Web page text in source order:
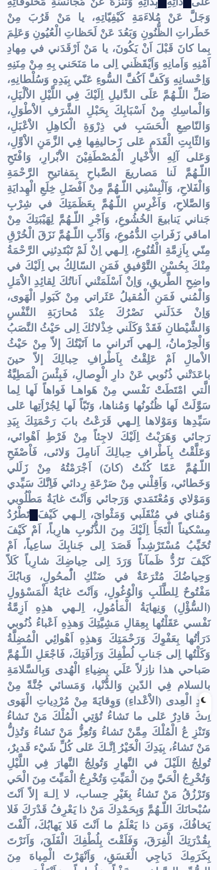
وَجَلَّ عَنْ مُلاءَمَةِ كَيْفِيّاتِهِ، يا مَنْ قَرُبَ مِنْ
خَطَراتِ الظُّنُونِ وَبَعُدَ عَنْ لَحَظاتِ الْعُيُونِ وَعَلِمَ
بِما كانَ قَبْلَ اَنْ يَكُونَ، يا مَنْ اَرْقَدَني في مِهادِ
اَمْنِهِ وَاَمانِهِ وَاَيْقَظَني اِلى ما مَنَحَني بِهِ مِنْ مِنَنِهِ
وَاِحْسانِهِ وَكَفَّ اَكُفَّ السُّوءِ عَنّي بِيَدِهِ وَسُلْطانِهِ،
صَلِّ اللّـهُمَّ عَلَى الدَّليلِ اِلَيْكَ فِي اللَّيْلِ الاَْلْيَلِ،
وَالْماسِكِ مِنْ اَسْبَابِكَ بِحَبْلِ الشَّرَفِ الاَْطْوَلِ،
وَالنّاصِعِ الْحَسَبِ في ذِرْوَةِ الْكاهِلِ الاَْعْبَلِ،
وَالثّابِتِ الْقَدَمِ عَلى زَحاليفِها فِي الزَّمَنِ الاَْوَّلِ،
وَعَلى آلِهِ الاَْخْيارِ الْمُصْطَفِيْنَ الاَْبْرارِ، وَافْتَحِ
اللّـهُمَّ لَنا مَصاريعَ الصَّباحِ بِمَفاتيحِ الرَّحْمَةِ
وَالْفَلاحِ، وَاَلْبِسْنِي اللّـهُمَّ مِنْ اَفْضَلِ خِلَعِ الْهِدايَةِ
وَالصَّلاحِ، وَاَغْرِسِ اللّـهُمَّ بِعَظَمَتِكَ في شِرْبِ
جَناني يَنابيعَ الخُشُوعِ، وَاَجْرِ اللّـهُمَّ لِهَيْبَتِكَ مِنْ
اماقي زَفَراتِ الدُّمُوعِ، وَاَدِّبِ اللّـهُمَّ نَزَقَ الْخُرْقِ
مِنّي بِاَزِمَّةِ الْقُنُوعِ، اِلـهي اِنْ لَمْ تَبْتَدِئنِي الرَّحْمَةُ
مِنْكَ بِحُسْنِ التَّوْفيقِ فَمَنِ السّالِكُ بي اِلَيْكَ في
واضِحِ الطَّريقِ، وَاِنْ اَسْلَمَتْني اَناتُكَ لِقائِدِ الاَْمَلِ
وَالْمُني فَمَنِ الْمُقيلُ عَثَراتي مِنْ كَبَواـِ الْهَوى،
وَاِنْ خَذَلَني نَصْرُكَ عِنْدَ مُحارَبَةِ النَّفْسِ
وَالشَّيْطانِ فَقَدْ وَكَلَني خِذْلانُكَ اِلى حَيْثُ النَّصَبُ
وَالْحِرْمانُ، اِلـهي اَتَراني ما اَتَيْتُكَ إلاّ مِنْ حَيْثُ
الاْمالِ اَمْ عَلِقْتُ بِاَطْرافِ حِبالِكَ إلاّ حينَ
باعَدَتْني ذُنُوبي عَنْ دارِ الْوِصالِ، فَبِئْسَ الْمَطِيَّةُ
الَّتي امْتَطَتْ نَفْسي مِنْ هَواهـا فَواهاً لَها لِما
سَوَّلَتْ لَها ظُنُونُها وَمُناها، وَتَبّاً لَها لِجُرْاَتِها عَلى
سَيِّدِها وَمَوْلاها اِلـهي قَرَعْتُ بابَ رَحْمَتِكَ بِيَدِ
رَجائي وَهَرَبْتُ اِلَيْكَ لاجِئاً مِنْ فَرْطِ اَهْوائي،
وَعَلَّقْتُ بِاَطْرافِ حِبالِكَ اَنامِلَ وَلائى، فَاْصْفَحِ
اللّـهُمَّ عَمّا كُنْتُ (كانَ) اَجْرَمْتُهُ مِنْ زَلَلي
وَخَطائي، وَاَقِلْني مِنْ صَرْعَةِ رِدائي فَاِنَّكَ سَيِّدي
وَمَوْلاي وَمُعْتَمَدي وَرَجائي وَاَنْتَ غايَةُ مَطْلُوبي
وَمُناي في مُنْقَلَبي وَمَثْواىَ، اِلـهي كَيْفَ
تَطْرُدُ
مِسْكيناً الْتَجَأَ اِلَيْكَ مِنَ الذُّنُوبِ هارِباً، اَمْ كَيْفَ
تُخَيِّبُ مُسْتَرْشِداً قَصَدَ اِلى جَنابِكَ ساعِياً، اَمْ
كَيْفَ تَرُدُّ ظَمآناً وَرَدَ اِلى حِياضِكَ شارِباً كَلاّ
وَحِياضُكَ مُتْرَعَةٌ في ضَنْكِ الُْمحُولِ، وَبابُكَ
مَفْتُوحٌ لِلطَّلَبِ وَالْوُغُولِ، وَاَنْتَ غايَةُ الْمَسْؤولِ
(السُّؤْلِ) وَنِهايَةُ الْمَأمُولِ، اِلـهي هذِهِ اَزِمَّةُ
نَفْسي عَقَلْتُها بِعِقالِ مَشِيَّتِكَ وَهذِهِ اَعْباءُ ذُنُوبي
دَرَأتُها بِعَفْوِكَ وَرَحْمَتِكَ وَهذِهِ اَهْوائِي الْمُضِلَّةُ
وَكَلْتُها اِلى جَنابِ لُطْفِكَ وَرَأفَتِكَ، فَاجْعَلِ اللّـهُمَّ
صَباحي هذا ناِزلاً عَلَي بِضِياءِ الْهُدى وَبِالسَّلامَةِ
بالسلام فِي الدّينِ وَالدُّنْيا، وَمَسائي جُنَّةً مِنْ
كَيْدِ الْعِدى (الاَْعْداءِ) وَوِقايَهً مِنْ مُرْدِياتِ الْهَوى
اِنَكَ قادِرٌ عَلى ما تَشاءُ تُؤتِي الْمُلْكَ مَنْ تَشاءُ
وَتَنْزِ عُ الْمُلْكَ مِمَّنْ تَشاءُ وَتُعِزُّ مَنْ تَشاءُ وَتُذِلُّ
مَنْ تَشاءُ، بِيَدِكَ الْخَيْرُ اِنَّـكَ عَلى كُلِّ شَيْء قَديرٌ،
تُولِجُ اللَيْلَ في النَّهارِ وَتُولِجُ النَّهارَ فِي اللَّيْلِ
وَتُخْرِجُ الْحَيَّ مِنَ الْمَيِّتِ وَتُخْرِجُ الْمَيِّتَ مِنَ الْحَي
وَتَرْزُقُ مَنْ تَشاءُ بِغَيْرِ حِساب، لا اِلـهَ إلاّ اَنْتَ
سُبْحانَكَ اللّـهُمَّ وَبِحَمْدِكَ مَنْ ذا يَعْرِفُ قَدْرَكَ فَلا
يَخافُكَ، وَمَن ذا يَعْلَمُ ما اَنْتَ فَلا يَهابُكَ، اَلَّفْتَ
بِقُدْرَتِكَ الْفِرَقَ، وَفَلَقْتَ بِلُطْفِكَ الْفَلَقَ، وَاَنَرْتَ
بِكَرَمِكَ دَياجِي الْغَسَقِ، وَاَنْهَرْتَ الْمِياهَ مِنَ